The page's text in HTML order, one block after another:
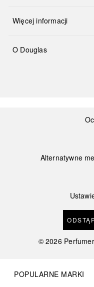
Więcej informacji
O Douglas
Alternatywne
©2026
POPULARNE MARKI